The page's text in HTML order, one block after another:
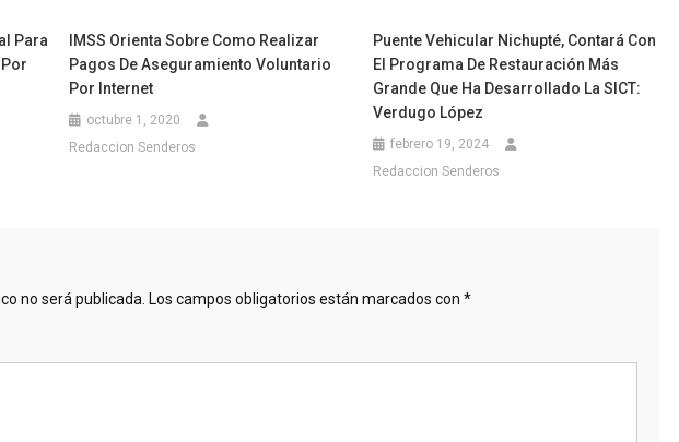
Para
IMSS Orienta Sobre Como Realizar
Pagos De Aseguramiento Voluntario
Por Internet
octubre 1, 2020
Redaccion Senderos
Puente Vehicular Nichupté, Contará Con
El Programa De Restauración Más
Grande Que Ha Desarrollado La SICT:
Verdugo López
febrero 19, 2024
Redaccion Senderos
no será publicada. Los campos obligatorios están marcados con *